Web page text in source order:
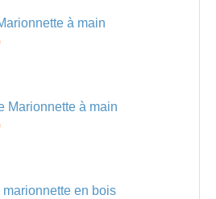
à main
Marionnette à main
marionnette en bois